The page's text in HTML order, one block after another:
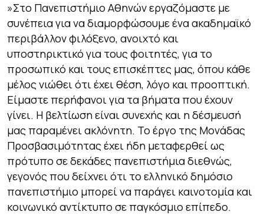
»Στο Πανεπιστήμιο Αθηνών εργαζόμαστε με
συνέπεια για να διαμορφώσουμε ένα ακαδημαϊκό
περιβάλλον φιλόξενο, ανοιχτό και
υποστηρικτικό για τους φοιτητές, για το
προσωπικό και τους επισκέπτες μας, όπου κάθε
μέλος νιώθει ότι έχει θέση, λόγο και προοπτική.
Είμαστε περήφανοι για τα βήματα που έχουν
γίνει. Η βελτίωση είναι συνεχής και η δέσμευσή
μας παραμένει ακλόνητη. Το έργο της Μονάδας
Προσβασιμότητας έχει ήδη μεταφερθεί ως
πρότυπο σε δεκάδες πανεπιστήμια διεθνώς,
γεγονός που δείχνει ότι το ελληνικό δημόσιο
πανεπιστήμιο μπορεί να παράγει καινοτομία και
κοινωνικό αντίκτυπο σε παγκόσμιο επίπεδο.